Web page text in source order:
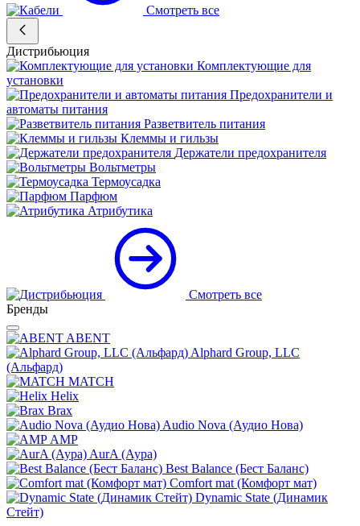
Смотреть все
Дистрибьюция
Комплектующие для
установки
Предохранители и
автоматы питания
Разветвитель питания
Клеммы и гильзы
Держатели предохранителя
Вольтметры
Термоусадка
Парфюм
Атрибутика
Смотреть все
Бренды
ABENT
Alphard Group, LLC
(Альфард)
MATCH
Helix
Brax
Audio Nova (Аудио Нова)
AMP
AurA (Аура)
Best Balance (Бест Баланс)
Comfort mat (Комфорт мат)
Dynamic State (Динамик
Стейт)